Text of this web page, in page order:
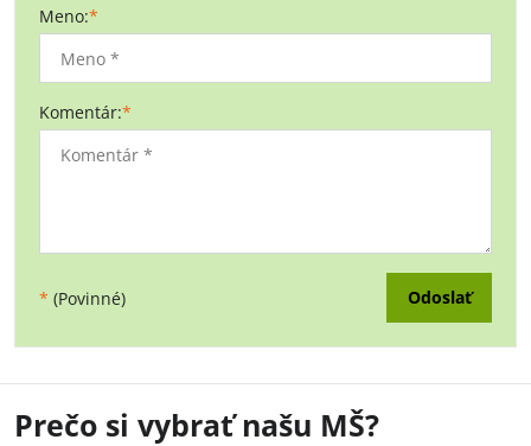
Meno:*
Komentár:*
* (Povinné) Odoslať
Prečo si vybrať našu MŠ?